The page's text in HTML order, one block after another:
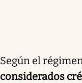
Según el régimen
considerados